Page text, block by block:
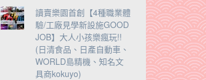
讀賣樂園首創【4種職業體
驗/工廠見學新設施GOOD
JOB】大人小孩樂瘋玩!!
(日清食品、日產自動車、
WORLD島精機、知名文
具商kokuyo)